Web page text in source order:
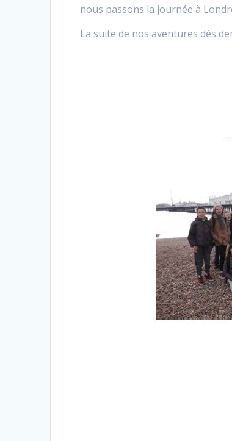
nous passons la journée à
La suite de nos aventures dès